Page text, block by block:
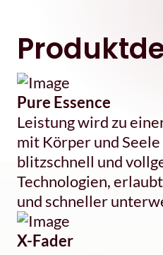
Pure Essence
Leistung wird zu
mit Körper und
blitzschnell und
Technologien,
und schneller
X-Fader